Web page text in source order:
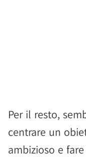
Per il resto,
centrare un
ambizioso e